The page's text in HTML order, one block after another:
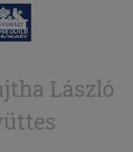
László